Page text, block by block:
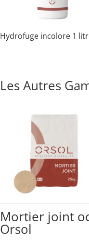
Hydrofuge incolore 1
Les Autres
Mortier joint
Orsol